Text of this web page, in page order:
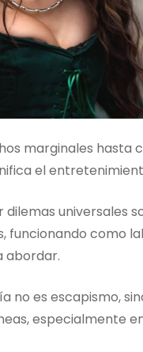
marginales
el
universales
funcionando como
abordar.
no es escapismo,
especialmente